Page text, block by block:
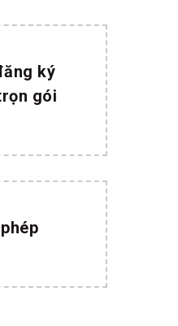
ký
gói